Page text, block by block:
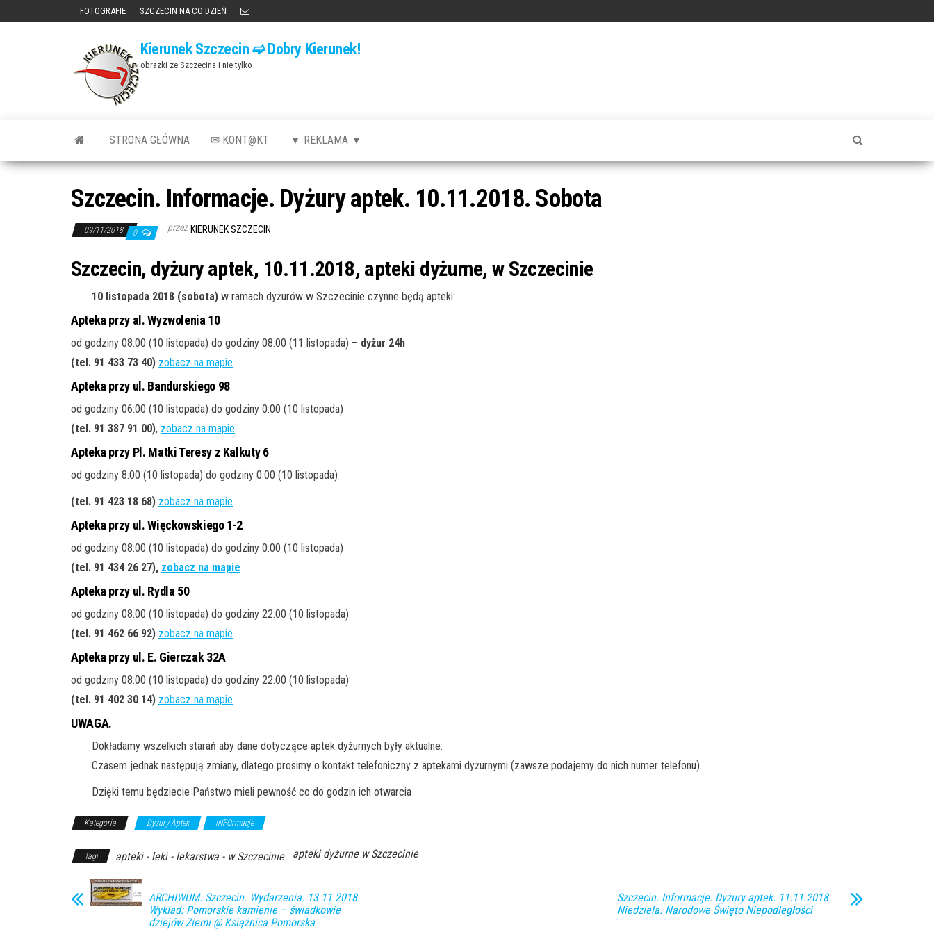
FOTOGRAFIE SZCZECIN NA CO DZIEŃ
Kierunek Szczecin ➫ Dobry Kierunek!
obrazki ze Szczecina i nie tylko
STRONA GŁÓWNA ✉ KONT@KT ▼ REKLAMA ▼
Szczecin. Informacje. Dyżury aptek. 10.11.2018. Sobota
09/11/2018 0 przez KIERUNEK SZCZECIN
Szczecin, dyżury aptek, 10.11.2018, apteki dyżurne, w Szczecinie
10 listopada 2018 (sobota) w ramach dyżurów w Szczecinie czynne będą apteki:
Apteka przy al. Wyzwolenia 10
od godziny 08:00 (10 listopada) do godziny 08:00 (11 listopada) – dyżur 24h
(tel. 91 433 73 40) zobacz na mapie
Apteka przy ul. Bandurskiego 98
od godziny 06:00 (10 listopada) do godziny 0:00 (10 listopada)
(tel. 91 387 91 00), zobacz na mapie
Apteka przy Pl. Matki Teresy z Kalkuty 6
od godziny 8:00 (10 listopada) do godziny 0:00 (10 listopada)
(tel. 91 423 18 68) zobacz na mapie
Apteka przy ul. Więckowskiego 1-2
od godziny 08:00 (10 listopada) do godziny 0:00 (10 listopada)
(tel. 91 434 26 27), zobacz na mapie
Apteka przy ul. Rydla 50
od godziny 08:00 (10 listopada) do godziny 22:00 (10 listopada)
(tel. 91 462 66 92) zobacz na mapie
Apteka przy ul. E. Gierczak 32A
od godziny 08:00 (10 listopada) do godziny 22:00 (10 listopada)
(tel. 91 402 30 14) zobacz na mapie
UWAGA.
Dokładamy wszelkich starań aby dane dotyczące aptek dyżurnych były aktualne.
Czasem jednak następują zmiany, dlatego prosimy o kontakt telefoniczny z aptekami dyżurnymi (zawsze podajemy do nich numer telefonu).
Dzięki temu będziecie Państwo mieli pewność co do godzin ich otwarcia
Kategoria Dyżury Aptek INFOrmacje
Tagi apteki - leki - lekarstwa - w Szczecinie apteki dyżurne w Szczecinie
ARCHIWUM. Szczecin. Wydarzenia. 13.11.2018.
Wykład: Pomorskie kamienie – świadkowie
dziejów Ziemi @ Książnica Pomorska
Szczecin. Informacje. Dyżury aptek. 11.11.2018.
Niedziela. Narodowe Święto Niepodległości